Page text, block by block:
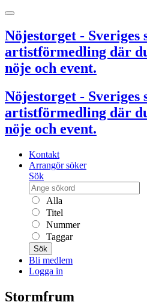
Nöjestorget - Sveriges
artistförmedling där
nöje och event.
Nöjestorget - Sveriges
artistförmedling där
nöje och event.
Kontakt
Arrangör söker
Sök
Alla
Titel
Nummer
Taggar
Sök
Bli medlem
Logga in
Stormfrum